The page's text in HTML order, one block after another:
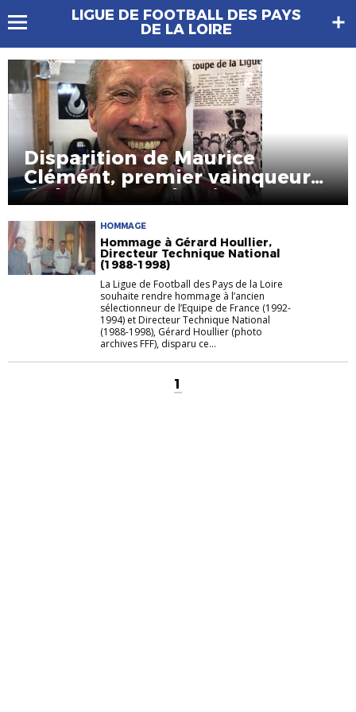
LIGUE DE FOOTBALL DES PAYS
DE LA LOIRE
Disparition de Maurice
Clémént, premier vainqueur
de la Coupe Atlantique
HOMMAGE
Hommage à Gérard Houllier,
Directeur Technique National
(1988-1998)
La Ligue de Football des Pays de la Loire
souhaite rendre hommage à l’ancien
sélectionneur de l’Equipe de France (1992-
1994) et Directeur Technique National
(1988-1998), Gérard Houllier (photo
archives FFF), disparu ce...
1